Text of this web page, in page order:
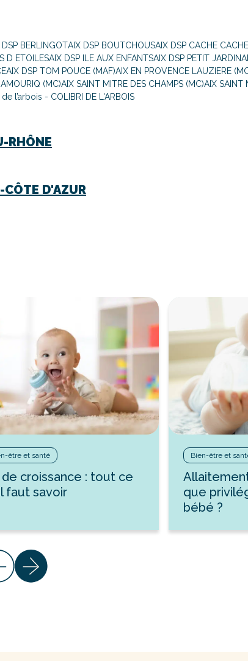
DSP BERLINGOTAIX DSP BOUTCHOUSAIX DSP CACHE CACHE
D ETOILESAIX DSP ILE AUX ENFANTSAIX DSP PETIT JARDIN
AIX DSP TOM POUCE (MAF)AIX EN PROVENCE LAUZIERE
(MC)AIX SAINT MITRE DES CHAMPS (MC)AIX SAINT
l’arbois - COLIBRI DE L'ARBOIS
RHÔNE
CÔTE D'AZUR
être et santé
de croissance : tout ce
faut savoir
Bien-être et
que
bébé ?